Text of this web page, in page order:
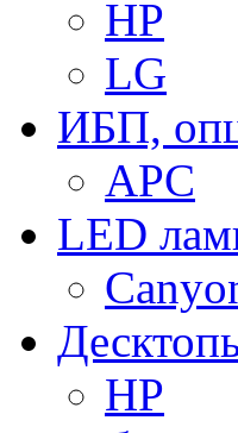
HP
LG
ИБП,
APC
LED
HP